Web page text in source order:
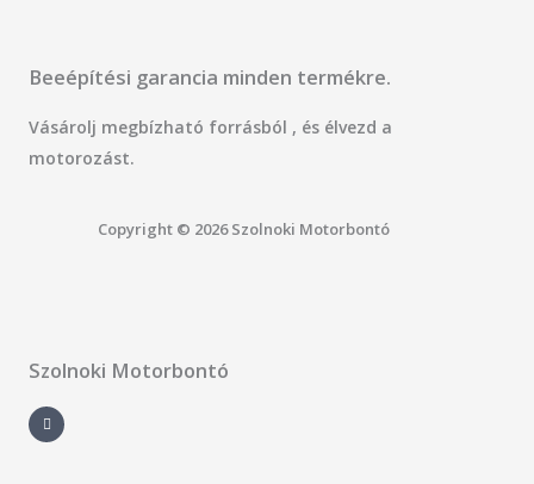
Beeépítési garancia minden termékre.
Vásárolj megbízható forrásból , és élvezd a
motorozást.
Copyright © 2026 Szolnoki Motorbontó
Szolnoki Motorbontó
a
c
e